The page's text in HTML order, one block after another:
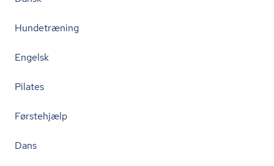
Hundetræning
Engelsk
Pilates
Førstehjælp
Dans